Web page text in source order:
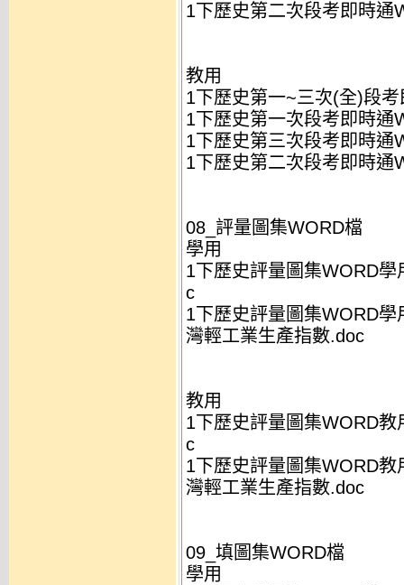
1下歷史第二次段考即時通
教用
1下歷史第一~三次(全)段
1下歷史第一次段考即時通
1下歷史第三次段考即時通
1下歷史第二次段考即時通
08_評量圖集WORD檔
學用
1下歷史評量圖集WORD
c
1下歷史評量圖集WORD
灣輕工業生產指數.doc
教用
1下歷史評量圖集WORD
c
1下歷史評量圖集WORD
灣輕工業生產指數.doc
09_填圖集WORD檔
學用